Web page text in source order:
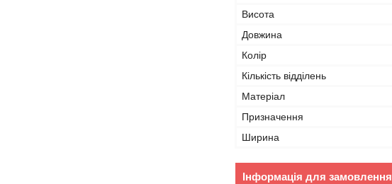
Висота
Довжина
Колір
Кількість відділень
Матеріал
Призначення
Ширина
Інформація для замовлення